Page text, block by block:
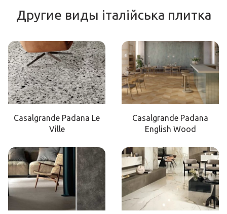
Другие виды італійська плитка
Casalgrande Padana Le
Ville
Casalgrande Padana
English Wood